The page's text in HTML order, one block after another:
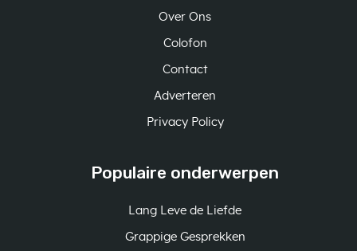
Over Ons
Colofon
Contact
Adverteren
Privacy Policy
Populaire onderwerpen
Lang Leve de Liefde
Grappige Gesprekken